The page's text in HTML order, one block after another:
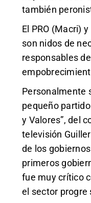
también
El PRO (Macri)
son nidos de
responsables
Personalmente
pequeño
y Valores”, del
televisión
de los
primeros
fue muy crítico
el sector progre